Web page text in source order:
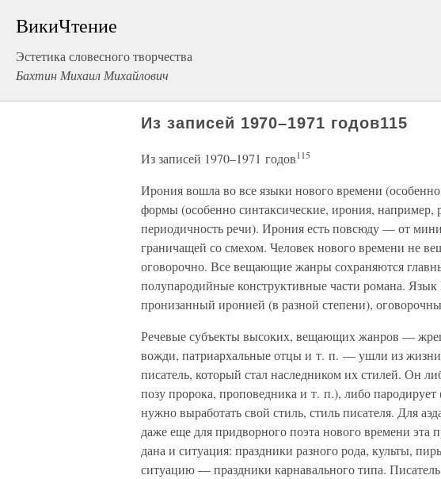
ВикиЧтение
Эстетика словесного творчества
Бахтин Михаил Михайлович
Из записей 1970–1971 годов115
Из записей 1970–1971 годов115
Ирония вошла во все языки нового времени
формы (особенно синтаксические, ирония,
периодичность речи). Ирония есть повсюду — от
граничащей со смехом. Человек нового времени не
оговорочно. Все вещающие жанры сохраняются
полупародийные конструктивные части романа.
пронизанный иронией (в разной степени),
Речевые субъекты высоких, вещающих жанров —
вожди, патриархальные отцы и т. п. — ушли из
писатель, который стал наследником их стилей. Он
позу пророка, проповедника и т. п.), либо
нужно выработать свой стиль, стиль писателя. Для
даже еще для придворного поэта нового времени
дана и ситуация: праздники разного рода, культы,
ситуацию — праздники карнавального типа.